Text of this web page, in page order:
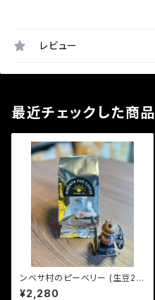
レビュー
最近チェックした商品
ンベサ村のピーベリー (生豆24
0g)
¥2,280